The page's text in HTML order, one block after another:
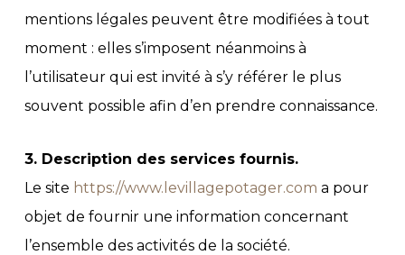
mentions légales peuvent être modifiées à tout
moment : elles s’imposent néanmoins à
l’utilisateur qui est invité à s’y référer le plus
souvent possible afin d’en prendre connaissance.
3. Description des services fournis.
Le site https://www.levillagepotager.com a pour
objet de fournir une information concernant
l’ensemble des activités de la société.